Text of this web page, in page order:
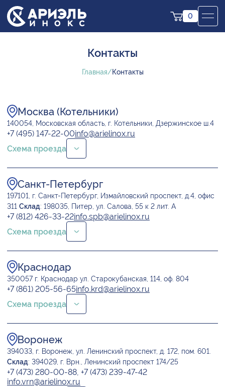
0
Контакты
Главная Контакты
Москва (Котельники)
140054, Московская область, г. Котельники, Дзержинское ш.4
+7 (495) 147-22-00info@arielinox.ru
Схема проезда
Санкт-Петербург
197101, г. Санкт-Петербург, Измайловский проспект, д.4, офис
311 Склад: 198035, Питер, ул. Салова, 55 к 2 лит. А
+7 (812) 426-33-22info.spb@arielinox.ru
Схема проезда
Краснодар
350057 г. Краснодар ул. Старокубанская, 114, оф. 804
+7 (861) 205-56-65info.krd@arielinox.ru
Схема проезда
Воронеж
394033, г. Воронеж, ул. Ленинский проспект, д. 172, пом. 601.
Склад: 394029, г. Врн., Ленинский проспект 174/25
+7 (473) 280-00-88, +7 (473) 239-47-42
info.vrn@arielinox.ru